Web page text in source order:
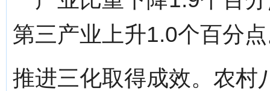
第三产业上升1.0个百分
推进三化取得成效。农村